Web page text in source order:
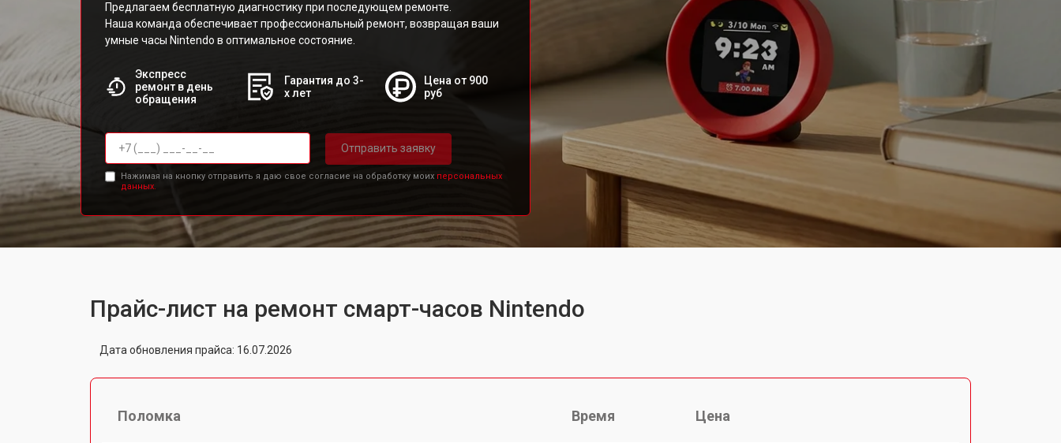
Предлагаем бесплатную диагностику при последующем ремонте.
Наша команда обеспечивает профессиональный ремонт, возвращая ваши
умные часы Nintendo в оптимальное состояние.
Экспресс
ремонт в день
обращения
Гарантия до 3-
х лет
Цена от 900
руб
Отправить заявку
Нажимая на кнопку отправить я даю свое согласие на обработку моих персональных
данных.
Прайс-лист на ремонт смарт-часов Nintendo
Дата обновления прайса: 16.07.2026
Поломка Время Цена